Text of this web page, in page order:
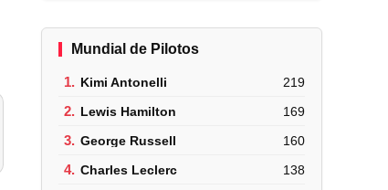
Mundial de Pilotos
1. Kimi Antonelli 219
2. Lewis Hamilton 169
3. George Russell 160
4. Charles Leclerc 138